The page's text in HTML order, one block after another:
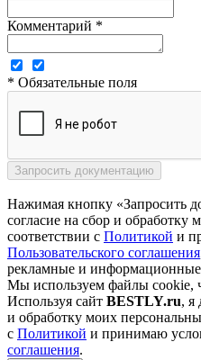
Комментарий *
* Обязательные поля
Нажимая кнопку «Запросить
согласие на сбор и
соответствии с Политикой и
Пользовательского соглашения
рекламные и
Мы используем файлы cookie,
Используя сайт BESTLY.ru, я
и обработку моих
с Политикой и принимаю
соглашения.